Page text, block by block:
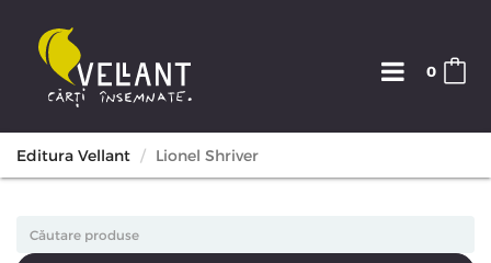
0
Editura Vellant Lionel Shriver